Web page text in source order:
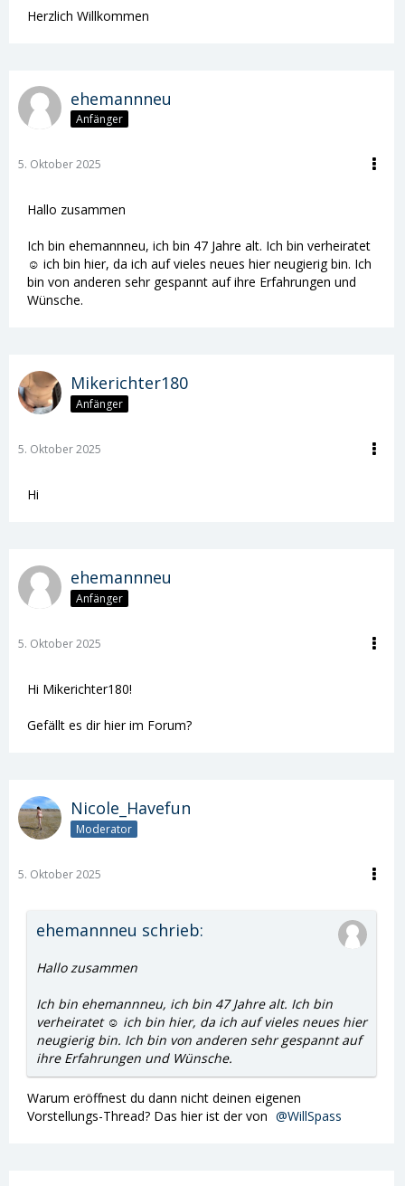
Herzlich Willkommen
ehemannneu
Anfänger
5. Oktober 2025
Hallo zusammen
Ich bin ehemannneu, ich bin 47 Jahre alt. Ich bin verheiratet
☺️ ich bin hier, da ich auf vieles neues hier neugierig bin. Ich
bin von anderen sehr gespannt auf ihre Erfahrungen und
Wünsche.
Mikerichter180
Anfänger
5. Oktober 2025
Hi
ehemannneu
Anfänger
5. Oktober 2025
Hi Mikerichter180!
Gefällt es dir hier im Forum?
Nicole_Havefun
Moderator
5. Oktober 2025
ehemannneu schrieb:
Hallo zusammen
Ich bin ehemannneu, ich bin 47 Jahre alt. Ich bin
verheiratet ☺️ ich bin hier, da ich auf vieles neues hier
neugierig bin. Ich bin von anderen sehr gespannt auf
ihre Erfahrungen und Wünsche.
Warum eröffnest du dann nicht deinen eigenen
Vorstellungs-Thread? Das hier ist der von
WillSpass